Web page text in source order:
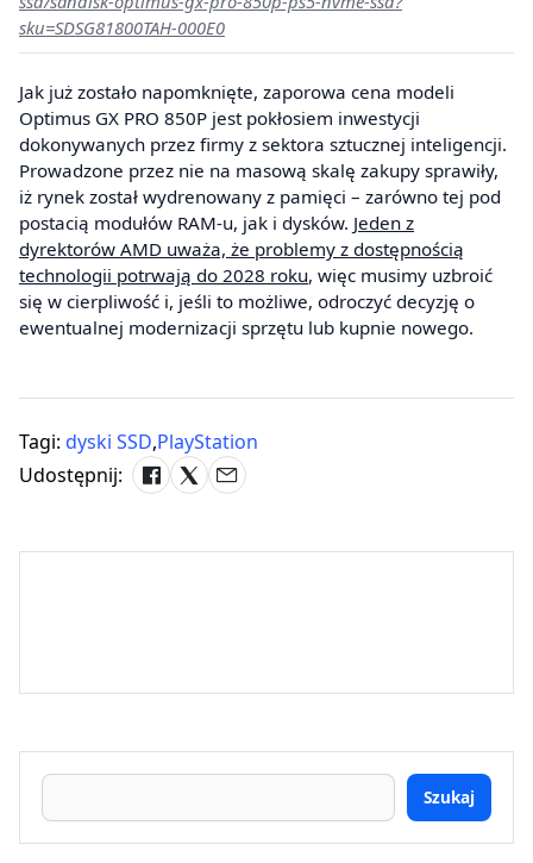
sku=SDSG81800TAH-000E0
Jak już zostało napomknięte, zaporowa cena modeli
Optimus GX PRO 850P jest pokłosiem inwestycji
dokonywanych przez firmy z sektora sztucznej inteligencji.
Prowadzone przez nie na masową skalę zakupy sprawiły,
iż rynek został wydrenowany z pamięci – zarówno tej pod
postacią modułów RAM-u, jak i dysków. Jeden z
dyrektorów AMD uważa, że problemy z dostępnością
technologii potrwają do 2028 roku, więc musimy uzbroić
się w cierpliwość i, jeśli to możliwe, odroczyć decyzję o
ewentualnej modernizacji sprzętu lub kupnie nowego.
Tagi: dyski SSD,PlayStation
Udostępnij:
Szukaj